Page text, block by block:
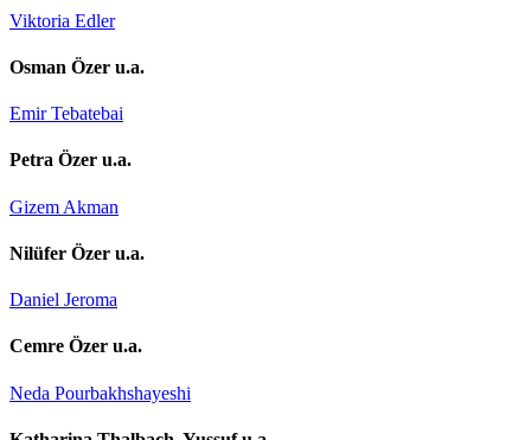
Viktoria Edler
Osman Özer u.a.
Emir Tebatebai
Petra Özer u.a.
Gizem Akman
Nilüfer Özer u.a.
Daniel Jeroma
Cemre Özer u.a.
Neda Pourbakhshayeshi